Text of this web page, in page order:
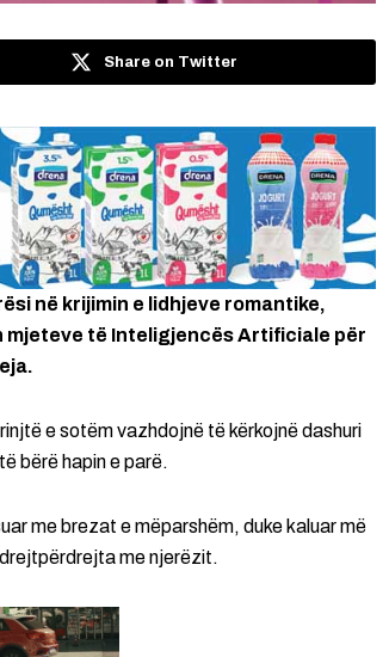
Share on Twitter
në krijimin e lidhjeve romantike,
mjeteve të Inteligjencës Artificiale për
e sotëm vazhdojnë të kërkojnë dashuri
bërë hapin e parë.
me brezat e mëparshëm, duke kaluar më
me njerëzit.